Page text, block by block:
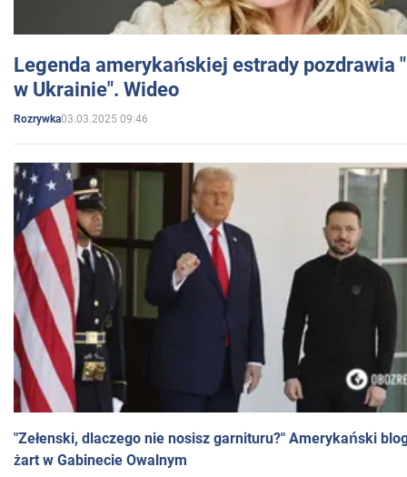
Legenda amerykańskiej estrady pozdrawia
w Ukrainie". Wideo
Rozrywka03.03.2025 09:46
"Zełenski, dlaczego nie nosisz garnituru?" Amerykański
żart w Gabinecie Owalnym